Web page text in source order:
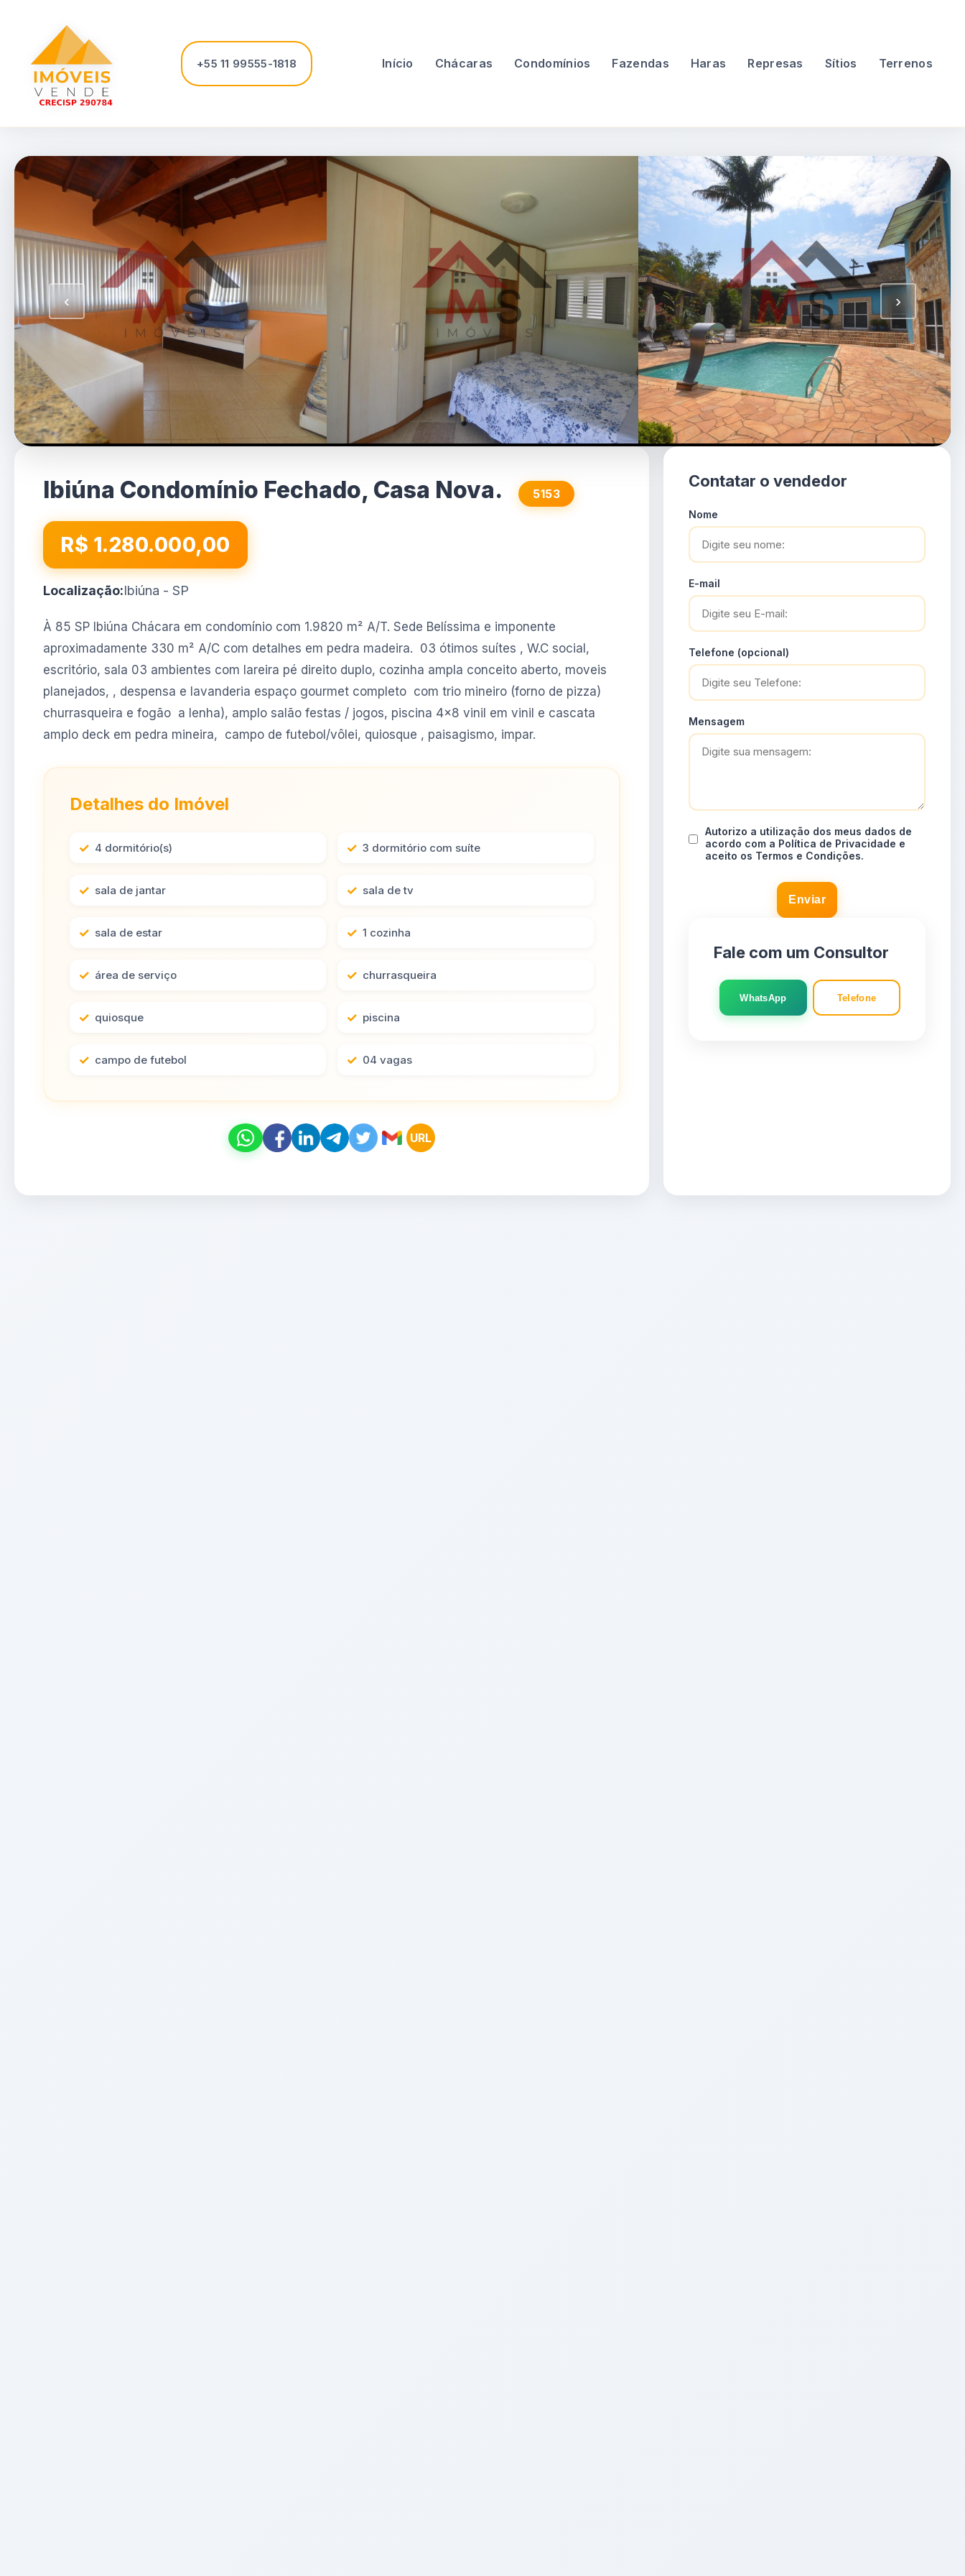
+55 11 99555-1818 Início Chácaras Condomínios Fazendas Haras Represas Sítios Terrenos
‹ ›
Ibiúna Condomínio Fechado, Casa Nova. 5153
R$ 1.280.000,00
Localização:Ibiúna - SP
À 85 SP Ibiúna Chácara em condomínio com 1.9820 m² A/T. Sede Belíssima e imponente
aproximadamente 330 m² A/C com detalhes em pedra madeira. 03 ótimos suítes , W.C social,
escritório, sala 03 ambientes com lareira pé direito duplo, cozinha ampla conceito aberto, moveis
planejados, , despensa e lavanderia espaço gourmet completo com trio mineiro (forno de pizza)
churrasqueira e fogão a lenha), amplo salão festas / jogos, piscina 4x8 vinil em vinil e cascata
amplo deck em pedra mineira, campo de futebol/vôlei, quiosque , paisagismo, impar.
Detalhes do Imóvel
4 dormitório(s) 3 dormitório com suíte
sala de jantar sala de tv
sala de estar 1 cozinha
área de serviço churrasqueira
quiosque piscina
campo de futebol 04 vagas
URL
Contatar o vendedor
Nome
E-mail
Telefone (opcional)
Mensagem
Autorizo a utilização dos meus dados de
acordo com a Política de Privacidade e
aceito os Termos e Condições.
Enviar
Fale com um Consultor
WhatsApp Telefone